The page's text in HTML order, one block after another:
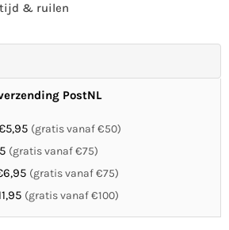
& ruilen
PostNL
(gratis vanaf €50)
(gratis vanaf €75)
(gratis vanaf €75)
(gratis vanaf €100)